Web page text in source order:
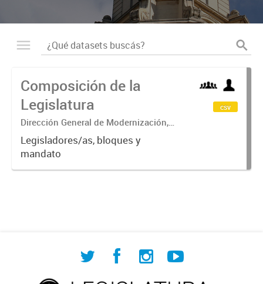
Composición de la
Legislatura
Dirección General de Modernización,
Sustentabilidad y Fortalecimiento
Institucional
Legisladores/as, bloques y
mandato
csv